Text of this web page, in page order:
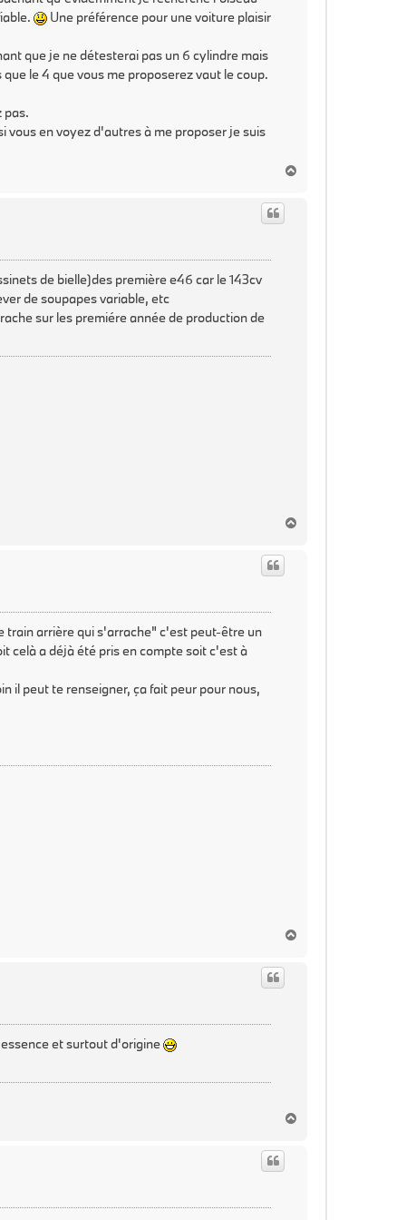
Une préférence pour une voiture plaisir
que je ne détesterai pas un 6 cylindre mais
le 4 que vous me proposerez vaut le coup.
pas.
vous en voyez d'autres à me proposer je suis
de bielle)des première e46 car le 143cv
de soupapes variable, etc
sur les premiére année de production de
train arrière qui s'arrache" c'est peut-être un
celà a déjà été pris en compte soit c'est à
il peut te renseigner, ça fait peur pour nous,
et surtout d'origine